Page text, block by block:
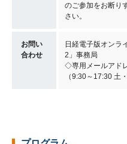
のご参加をお断り
さい。
お問い
合わせ
日経電子版オンラ
2」事務局
◇専用メールアド
（9:30～17:30 土